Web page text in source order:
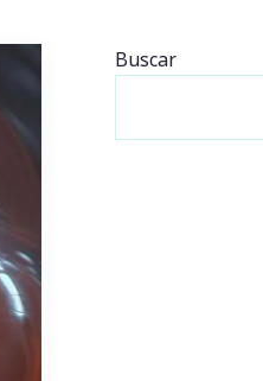
Buscar